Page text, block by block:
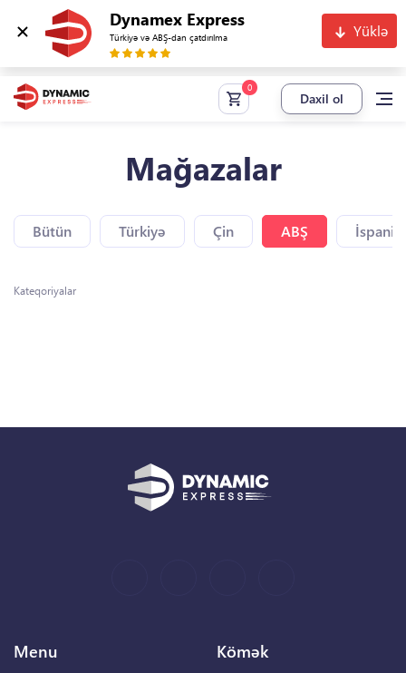
Dynamex Express
Türkiyə və ABŞ-dan çatdırılma Yüklə
Daxil ol
Mağazalar
Bütün Türkiyə Çin ABŞ
Kateqoriyalar
Menu Kömək